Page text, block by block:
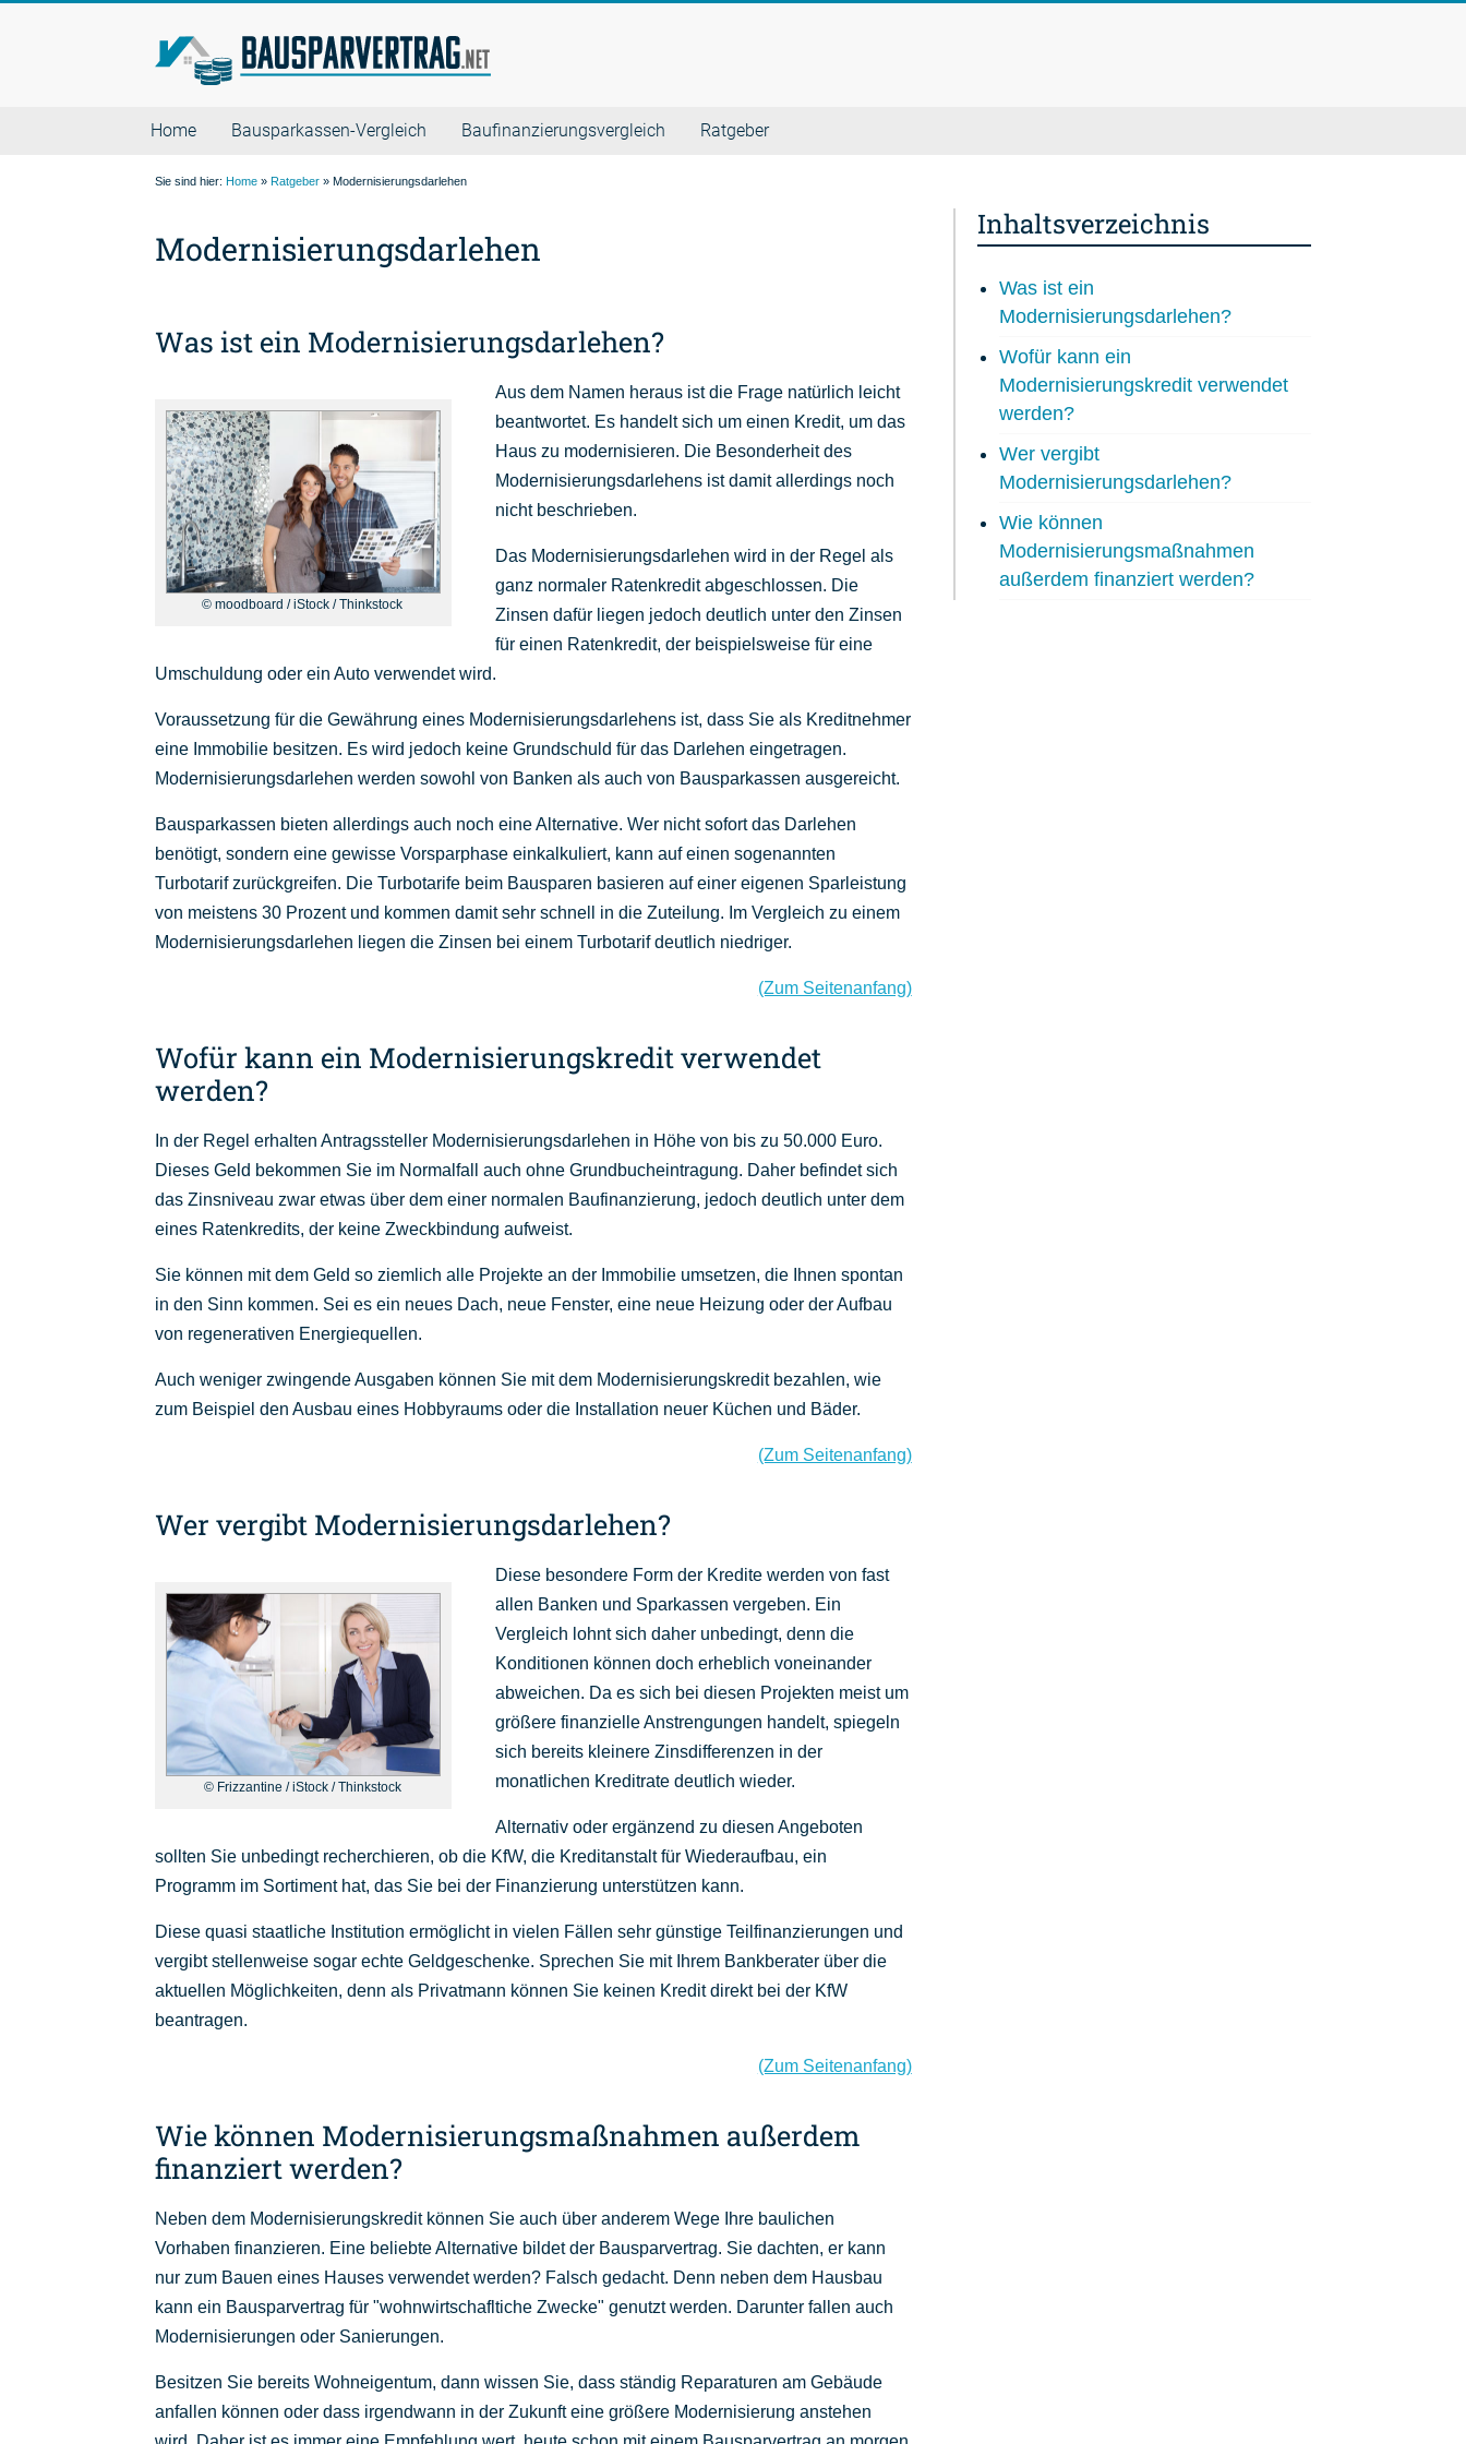
Home Bausparkassen-Vergleich Baufinanzierungsvergleich Ratgeber
Sie sind hier:Home »Ratgeber » Modernisierungsdarlehen
Modernisierungsdarlehen
Was ist ein Modernisierungsdarlehen?
© moodboard / iStock / Thinkstock
Aus dem Namen heraus ist die Frage natürlich leicht
beantwortet. Es handelt sich um einen Kredit, um das
Haus zu modernisieren. Die Besonderheit des
Modernisierungsdarlehens ist damit allerdings noch
nicht beschrieben.
Das Modernisierungsdarlehen wird in der Regel als
ganz normaler Ratenkredit abgeschlossen. Die
Zinsen dafür liegen jedoch deutlich unter den Zinsen
für einen Ratenkredit, der beispielsweise für eine
Umschuldung oder ein Auto verwendet wird.
Voraussetzung für die Gewährung eines Modernisierungsdarlehens ist, dass Sie als Kreditnehmer
eine Immobilie besitzen. Es wird jedoch keine Grundschuld für das Darlehen eingetragen.
Modernisierungsdarlehen werden sowohl von Banken als auch von Bausparkassen ausgereicht.
Bausparkassen bieten allerdings auch noch eine Alternative. Wer nicht sofort das Darlehen
benötigt, sondern eine gewisse Vorsparphase einkalkuliert, kann auf einen sogenannten
Turbotarif zurückgreifen. Die Turbotarife beim Bausparen basieren auf einer eigenen Sparleistung
von meistens 30 Prozent und kommen damit sehr schnell in die Zuteilung. Im Vergleich zu einem
Modernisierungsdarlehen liegen die Zinsen bei einem Turbotarif deutlich niedriger.
(Zum Seitenanfang)
Wofür kann ein Modernisierungskredit verwendet
werden?
In der Regel erhalten Antragssteller Modernisierungsdarlehen in Höhe von bis zu 50.000 Euro.
Dieses Geld bekommen Sie im Normalfall auch ohne Grundbucheintragung. Daher befindet sich
das Zinsniveau zwar etwas über dem einer normalen Baufinanzierung, jedoch deutlich unter dem
eines Ratenkredits, der keine Zweckbindung aufweist.
Sie können mit dem Geld so ziemlich alle Projekte an der Immobilie umsetzen, die Ihnen spontan
in den Sinn kommen. Sei es ein neues Dach, neue Fenster, eine neue Heizung oder der Aufbau
von regenerativen Energiequellen.
Auch weniger zwingende Ausgaben können Sie mit dem Modernisierungskredit bezahlen, wie
zum Beispiel den Ausbau eines Hobbyraums oder die Installation neuer Küchen und Bäder.
(Zum Seitenanfang)
Wer vergibt Modernisierungsdarlehen?
© Frizzantine / iStock / Thinkstock
Diese besondere Form der Kredite werden von fast
allen Banken und Sparkassen vergeben. Ein
Vergleich lohnt sich daher unbedingt, denn die
Konditionen können doch erheblich voneinander
abweichen. Da es sich bei diesen Projekten meist um
größere finanzielle Anstrengungen handelt, spiegeln
sich bereits kleinere Zinsdifferenzen in der
monatlichen Kreditrate deutlich wieder.
Alternativ oder ergänzend zu diesen Angeboten
sollten Sie unbedingt recherchieren, ob die KfW, die Kreditanstalt für Wiederaufbau, ein
Programm im Sortiment hat, das Sie bei der Finanzierung unterstützen kann.
Diese quasi staatliche Institution ermöglicht in vielen Fällen sehr günstige Teilfinanzierungen und
vergibt stellenweise sogar echte Geldgeschenke. Sprechen Sie mit Ihrem Bankberater über die
aktuellen Möglichkeiten, denn als Privatmann können Sie keinen Kredit direkt bei der KfW
beantragen.
(Zum Seitenanfang)
Wie können Modernisierungsmaßnahmen außerdem
finanziert werden?
Neben dem Modernisierungskredit können Sie auch über anderem Wege Ihre baulichen
Vorhaben finanzieren. Eine beliebte Alternative bildet der Bausparvertrag. Sie dachten, er kann
nur zum Bauen eines Hauses verwendet werden? Falsch gedacht. Denn neben dem Hausbau
kann ein Bausparvertrag für "wohnwirtschafltiche Zwecke" genutzt werden. Darunter fallen auch
Modernisierungen oder Sanierungen.
Besitzen Sie bereits Wohneigentum, dann wissen Sie, dass ständig Reparaturen am Gebäude
anfallen können oder dass irgendwann in der Zukunft eine größere Modernisierung anstehen
Inhaltsverzeichnis
Was ist ein
Modernisierungsdarlehen?
Wofür kann ein
Modernisierungskredit verwendet
werden?
Wer vergibt
Modernisierungsdarlehen?
Wie können
Modernisierungsmaßnahmen
außerdem finanziert werden?